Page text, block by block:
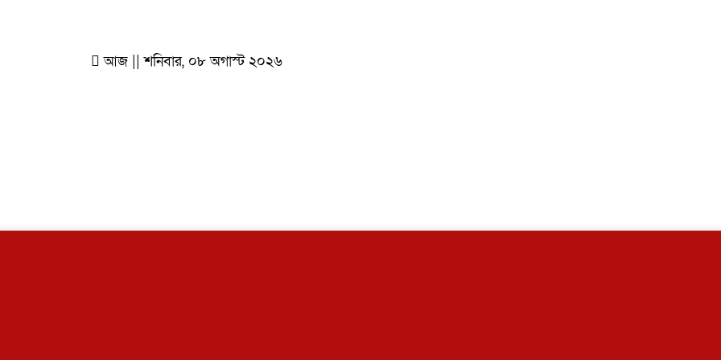
আজ || শনিবার, ০৮ অগাস্ট ২০২৬